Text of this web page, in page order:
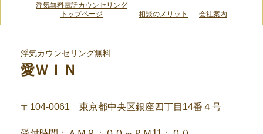
浮気無料電話カウンセリング
トップページ
相談のメリット 会社案内
浮気カウンセリング無料
愛ＷＩＮ
〒104-0061 東京都中央区銀座四丁目14番４号